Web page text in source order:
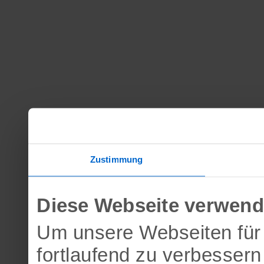
Zustimmung
Diese Webseite
Um unsere Webseiten
fortlaufend zu